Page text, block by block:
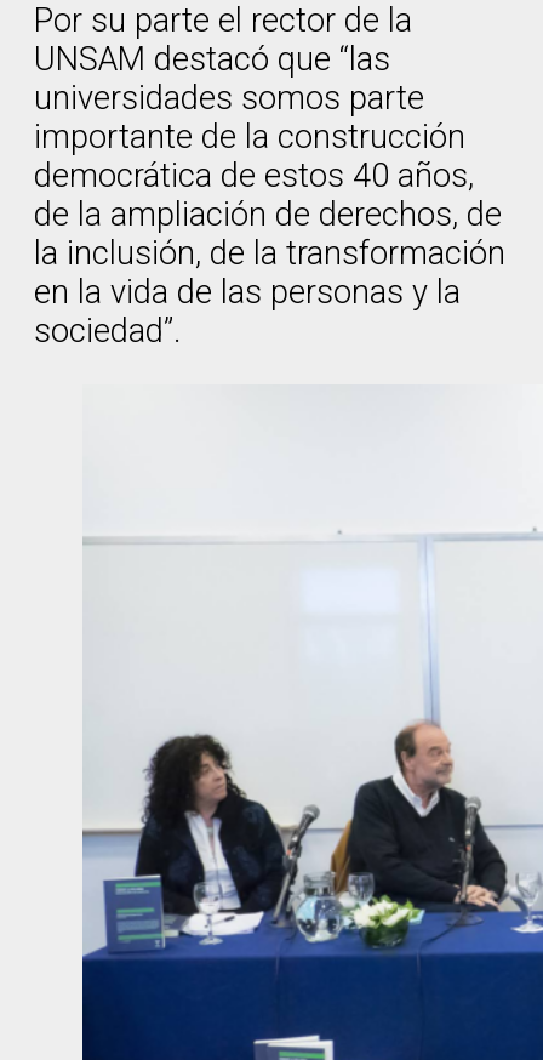
Por su parte el rector de la
UNSAM destacó que “las
universidades somos parte
importante de la construcción
democrática de estos 40 años,
de la ampliación de derechos, de
la inclusión, de la transformación
en la vida de las personas y la
sociedad”.